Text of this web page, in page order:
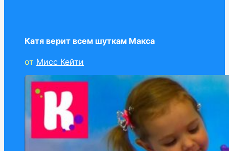
Катя верит всем шуткам Макса
от Мисс Кейти